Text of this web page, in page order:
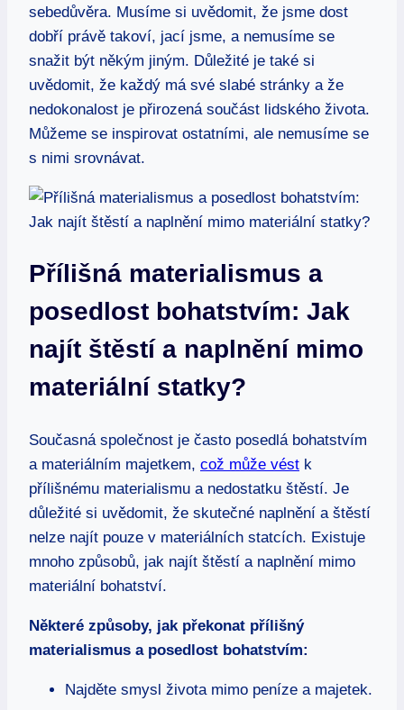
sebedůvěra. Musíme si uvědomit, že jsme dost
dobří právě takoví, jací jsme, a nemusíme se
snažit ⁣být někým jiným. Důležité je‍ také si
uvědomit, že každý má své​ slabé stránky a že
⁢nedokonalost je přirozená součást lidského života.
Můžeme se inspirovat ostatními, ale nemusíme se
s nimi srovnávat.
Přílišná ‍materialismus a
posedlost bohatstvím: ​Jak⁢
najít ⁤štěstí a naplnění mimo
materiální statky?
Současná společnost je‌ často ​posedlá bohatstvím
a materiálním majetkem, což může vést k
přílišnému materialismu a nedostatku štěstí.⁣ Je
důležité si uvědomit, že ‍skutečné naplnění a štěstí
nelze najít pouze v materiálních statcích.​ Existuje
mnoho ‌způsobů, jak najít štěstí a naplnění mimo
materiální ‌bohatství.
Některé způsoby, jak překonat⁢ přílišný
materialismus a posedlost bohatstvím:
Najděte ⁤smysl života mimo peníze a majetek.